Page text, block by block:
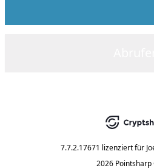
7.7.2.17671 lizenziert für
2026 Pointsharp